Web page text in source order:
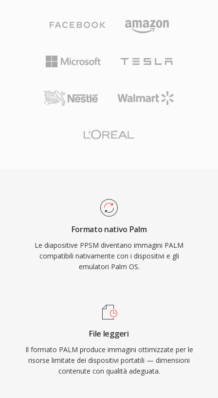
Formato nativo Palm
Le diapositive PPSM diventano immagini PALM
compatibili nativamente con i dispositivi e gli
emulatori Palm OS.
File leggeri
Il formato PALM produce immagini ottimizzate per le
risorse limitate dei dispositivi portatili — dimensioni
contenute con qualità adeguata.